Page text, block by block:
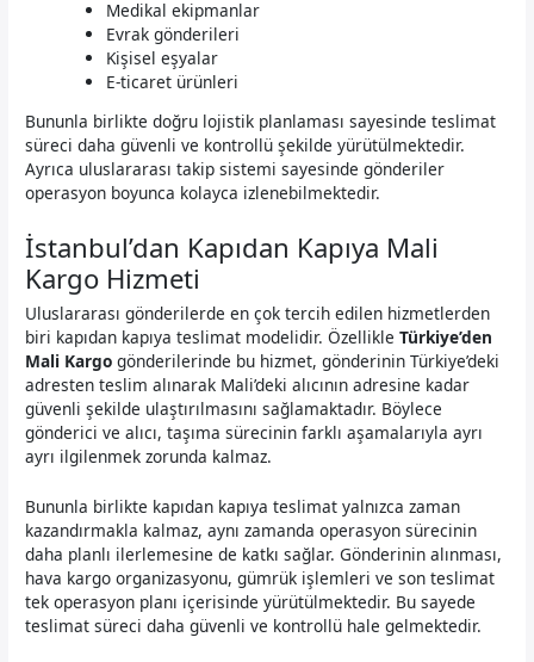
Medikal ekipmanlar
Evrak gönderileri
Kişisel eşyalar
E-ticaret ürünleri
Bununla birlikte doğru lojistik planlaması sayesinde teslimat
süreci daha güvenli ve kontrollü şekilde yürütülmektedir.
Ayrıca uluslararası takip sistemi sayesinde gönderiler
operasyon boyunca kolayca izlenebilmektedir.
İstanbul’dan Kapıdan Kapıya Mali
Kargo Hizmeti
Uluslararası gönderilerde en çok tercih edilen hizmetlerden
biri kapıdan kapıya teslimat modelidir. ÖzellikleTürkiye’den
Mali Kargo gönderilerinde bu hizmet, gönderinin Türkiye’deki
adresten teslim alınarak Mali’deki alıcının adresine kadar
güvenli şekilde ulaştırılmasını sağlamaktadır. Böylece
gönderici ve alıcı, taşıma sürecinin farklı aşamalarıyla ayrı
ayrı ilgilenmek zorunda kalmaz.
Bununla birlikte kapıdan kapıya teslimat yalnızca zaman
kazandırmakla kalmaz, aynı zamanda operasyon sürecinin
daha planlı ilerlemesine de katkı sağlar. Gönderinin alınması,
hava kargo organizasyonu, gümrük işlemleri ve son teslimat
tek operasyon planı içerisinde yürütülmektedir. Bu sayede
teslimat süreci daha güvenli ve kontrollü hale gelmektedir.